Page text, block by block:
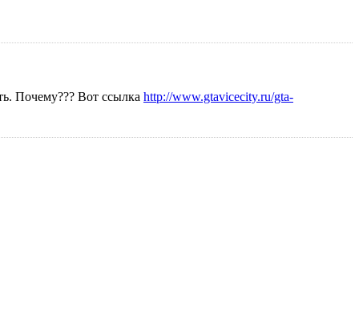
Почему??? Вот ссылка http://www.gtavicecity.ru/gta-